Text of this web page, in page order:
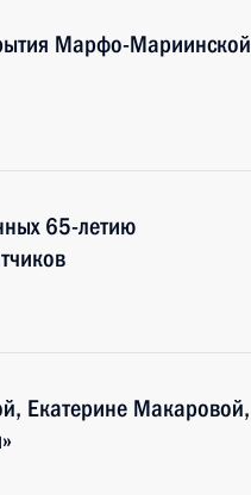
Марфо-Мариинской
65-летию
Екатерине Макаровой,